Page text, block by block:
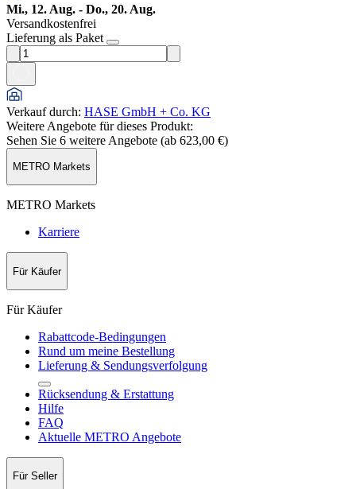
Mi., 12. Aug. - Do., 20. Aug.
Versandkostenfrei
Lieferung als Paket
Verkauf durch: HASE GmbH + Co. KG
Weitere Angebote für dieses Produkt:
Sehen Sie 6 weitere Angebote (ab 623,00 €)
METRO Markets
METRO Markets
Karriere
Für Käufer
Für Käufer
Rabattcode-Bedingungen
Rund um meine Bestellung
Lieferung & Sendungsverfolgung
Rücksendung & Erstattung
Hilfe
FAQ
Aktuelle METRO Angebote
Für Seller